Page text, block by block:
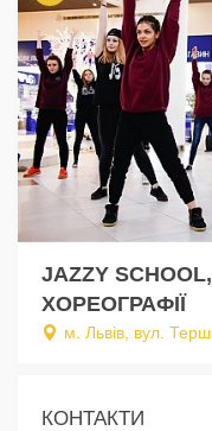
JAZZY
ХОРЕОГРАФІЇ
м. Львів, вул.
КОНТАКТИ